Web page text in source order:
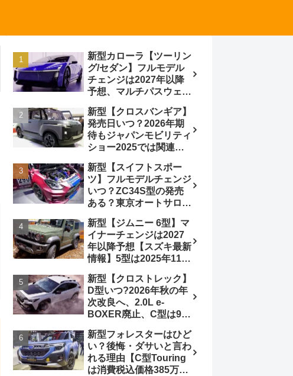
新型カローラ【ツーリン
グ/セダン】フルモデル
チェンジは2027年以降
予想、マルチパスウェイ
BEVからの派生で新開発
小型エンジン搭載の
HEV/PHEV、ギガキャ
ストの採用は無しか【ト
ヨタ最新情報】60周年記
念車発売
新型【クロスバンギア】
発売日いつ？2026年期
待もジャパンモビリティ
ショー2025では関連モ
最新情報】ベース車ノ
ア/ヴォクシーの台湾生
産開始に注目、「ギア」
のほか「コア」と「ツー
ル」、デリカD:5対抗の
クロスオーバーSUVミニ
バン
新型【スイフトスポー
ツ】フルモデルチェンジ
いつ？ZC34S型の発売
ある？東京オートサロン
エロー レヴはスイスポ
コンセプトか？ハイブリ
ッド化/重量増/価格アッ
プが争点【スズキ最新情
報】特別仕様車
「ZC33S Final
Edition」終了
新型【ジムニー 6型】マ
イナーチェンジは2027
年以降予想【スズキ最新
情報】5型は2025年11月
ACC・スズキコネクト
採用
新型【クロストレック】
D型いつ?2026年秋の年
次改良へ、2.0L e-
BOXER廃止、C型は9月
ーボ採用予想【スバル最
新情報】
新型フォレスターはひど
い？後悔・ダサいと言わ
れる理由【C型Touring
は消費税込価格385万円